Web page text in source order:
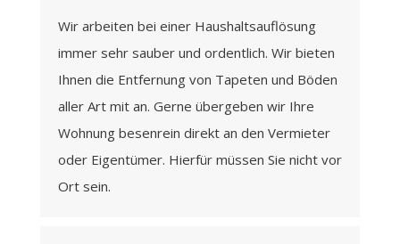
Wir arbeiten bei einer Haushaltsauflösung
immer sehr sauber und ordentlich. Wir bieten
Ihnen die Entfernung von Tapeten und Böden
aller Art mit an. Gerne übergeben wir Ihre
Wohnung besenrein direkt an den Vermieter
oder Eigentümer. Hierfür müssen Sie nicht vor
Ort sein.